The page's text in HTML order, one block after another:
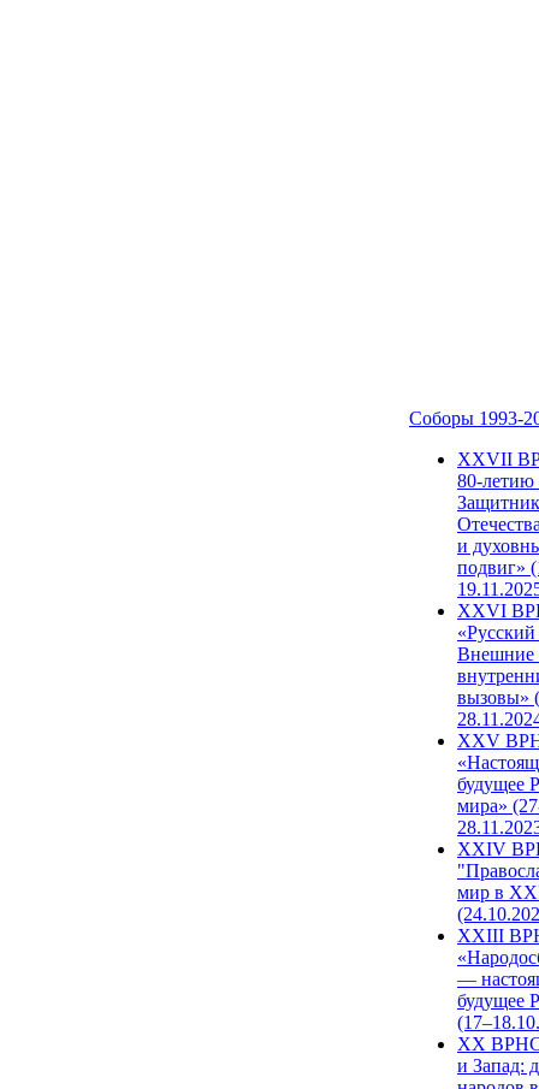
Соборы 1993-
ХХVII
80-
и
подвиг»
XXVI
Внешние
вызовы»
XXV
будущее
мира»
XXIV
мир в
XXIII
—
будущее
XX ВРНС
и Запад: